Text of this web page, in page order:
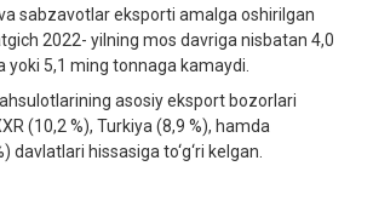
sabzavotlar eksporti amalga oshirilgan
2022- yilning mos davriga nisbatan 4,0
yoki 5,1 ming tonnaga kamaydi.
asosiy eksport bozorlari
(10,2 %), Turkiya (8,9 %), hamda
hissasiga to‘g‘ri kelgan.